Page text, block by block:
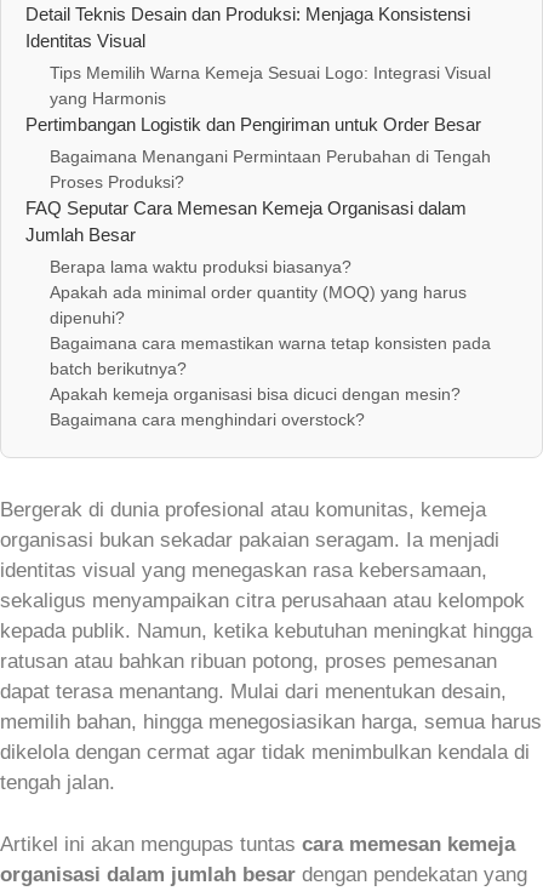
Detail Teknis Desain dan Produksi: Menjaga Konsistensi
Identitas Visual
Tips Memilih Warna Kemeja Sesuai Logo: Integrasi Visual
yang Harmonis
Pertimbangan Logistik dan Pengiriman untuk Order Besar
Bagaimana Menangani Permintaan Perubahan di Tengah
Proses Produksi?
FAQ Seputar Cara Memesan Kemeja Organisasi dalam
Jumlah Besar
Berapa lama waktu produksi biasanya?
Apakah ada minimal order quantity (MOQ) yang harus
dipenuhi?
Bagaimana cara memastikan warna tetap konsisten pada
batch berikutnya?
Apakah kemeja organisasi bisa dicuci dengan mesin?
Bagaimana cara menghindari overstock?
Bergerak di dunia profesional atau komunitas, kemeja
organisasi bukan sekadar pakaian seragam. Ia menjadi
identitas visual yang menegaskan rasa kebersamaan,
sekaligus menyampaikan citra perusahaan atau kelompok
kepada publik. Namun, ketika kebutuhan meningkat hingga
ratusan atau bahkan ribuan potong, proses pemesanan
dapat terasa menantang. Mulai dari menentukan desain,
memilih bahan, hingga menegosiasikan harga, semua harus
dikelola dengan cermat agar tidak menimbulkan kendala di
tengah jalan.
Artikel ini akan mengupas tuntas cara memesan kemeja
organisasi dalam jumlah besar dengan pendekatan yang